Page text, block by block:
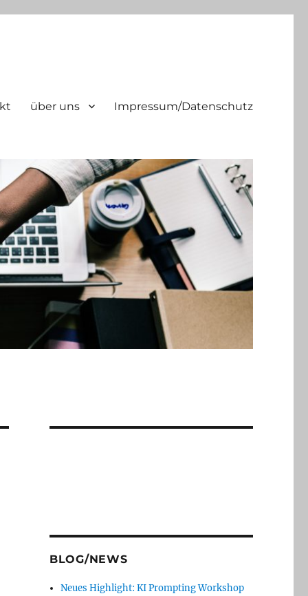
| tel. +49 2151 45 45 840 |
über uns Impressum/Datenschutz
BLOG/NEWS
Neues Highlight: KI Prompting Workshop